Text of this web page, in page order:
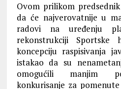
Ovom prilikom predsednik
da će najverovatnije u
radovi na uređenju
rekonstrukciji
koncepciju raspisivanja
istakao da su
omogućili manjim
konkurisanje za